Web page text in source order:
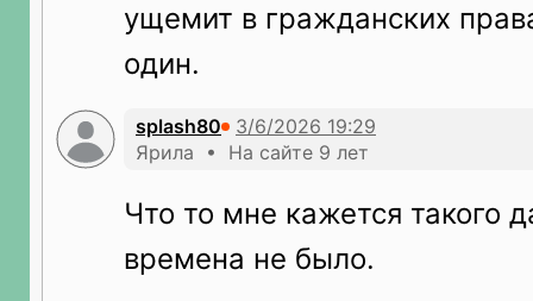
ущемит в гражданских
один.
splash80
Ярила • На сайте 9 лет
Что то мне кажется такого
времена не было.